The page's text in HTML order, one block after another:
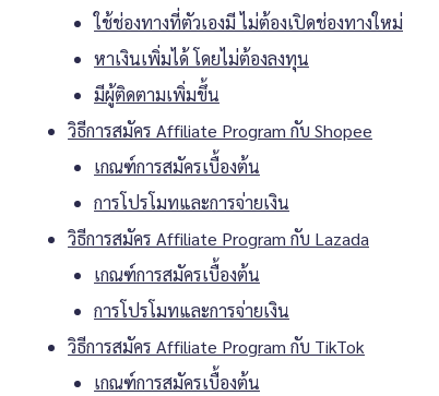
ใช้ช่องทางที่ตัวเองมี ไม่ต้องเปิดช่องทางใหม่
หาเงินเพิ่มได้ โดยไม่ต้องลงทุน
มีผู้ติดตามเพิ่มขึ้น
วิธีการสมัคร Affiliate Program กับ Shopee
เกณฑ์การสมัครเบื้องต้น
การโปรโมทและการจ่ายเงิน
วิธีการสมัคร Affiliate Program กับ Lazada
เกณฑ์การสมัครเบื้องต้น
การโปรโมทและการจ่ายเงิน
วิธีการสมัคร Affiliate Program กับ TikTok
เกณฑ์การสมัครเบื้องต้น